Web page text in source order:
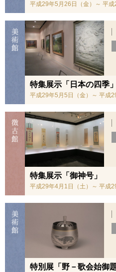
平成29年5月26日（金）～ 平成
特集展示「日本の四季」
平成29年5月5日（金）～ 平成
特集展示「御神号」
平成29年4月1日（土）～ 平成
特別展「野－歌会始御